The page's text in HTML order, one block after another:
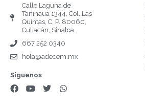
Calle Laguna de
Tanihaua 1344, Col. Las
Quintas, C. P. 80060,
Culiacán, Sinaloa.
667 252 0340
hola@adecem.mx
Síguenos
F
Y
T
W